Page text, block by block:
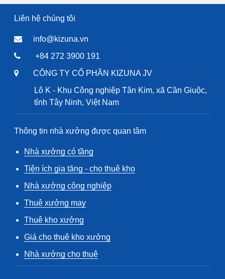
Liên hệ chúng tôi
info@kizuna.vn
+84 272 3900 191
CÔNG TY CỔ PHẦN KIZUNA JV
Lô K - Khu Công nghiệp Tân Kim, xã Cần Giuộc,
tỉnh Tây Ninh, Việt Nam
Thông tin nhà xưởng được quan tâm
Nhà xưởng có tầng
Tiện ích gia tăng - cho thuê kho
Nhà xưởng công nghiệp
Thuê xưởng may
Thuê kho xưởng
Giá cho thuê kho xưởng
Nhà xưởng cho thuê